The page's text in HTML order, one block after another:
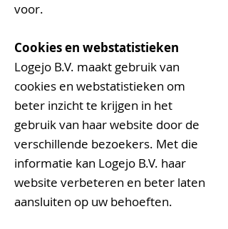
voor.
Cookies en webstatistieken
Logejo B.V. maakt gebruik van
cookies en webstatistieken om
beter inzicht te krijgen in het
gebruik van haar website door de
verschillende bezoekers. Met die
informatie kan Logejo B.V. haar
website verbeteren en beter laten
aansluiten op uw behoeften.